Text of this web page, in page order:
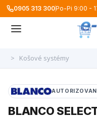
0905 313 300Po-Pi 9:00 -
> Košové systémy
BLANCO